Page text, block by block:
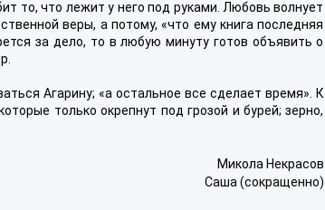
то, что лежит у него под руками. Любовь волнует
веры, а потому, «что ему книга последняя
за дело, то в любую минуту готов объявить о
Агарину; «а остальное все сделает время». К
только окрепнут под грозой и бурей; зерно,
Микола Некрасов
Саша (сокращенно)